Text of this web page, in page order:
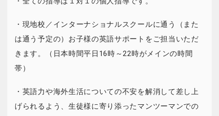
・現地校／インターナショナルスクールに通う（また
は通う予定の）お子様の英語サポートをご担当いただ
きます。（日本時間平日16時～22時がメインの時間
帯）
・英語力や海外生活についての不安を解消して差し上
げられるよう、生徒様に寄り添ったマンツーマンでの